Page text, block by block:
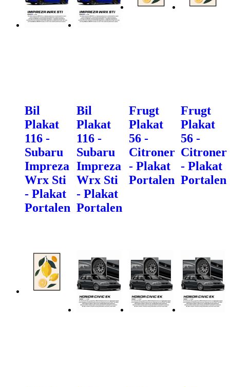
Bil
Plakat
116 -
Subaru
Impreza
Wrx Sti
- Plakat
Portalen
Bil
Plakat
116 -
Subaru
Impreza
Wrx Sti
- Plakat
Portalen
Frugt
Plakat
56 -
Citroner
- Plakat
Portalen
Frugt
Plakat
56 -
Citroner
- Plakat
Portalen